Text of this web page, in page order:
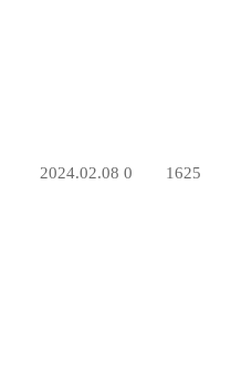
2024.02.08 0 1625